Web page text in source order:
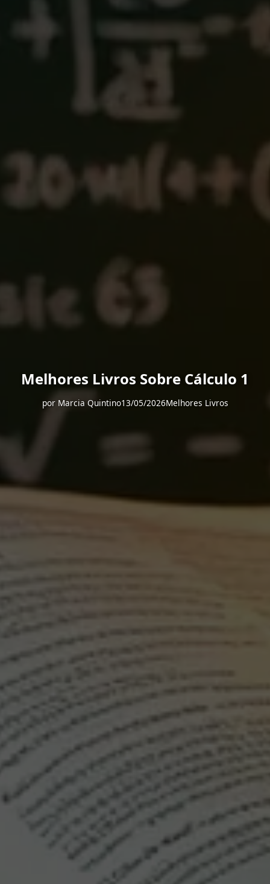
Melhores Livros Sobre Cálculo 1
por Marcia Quintino13/05/2026Melhores Livros